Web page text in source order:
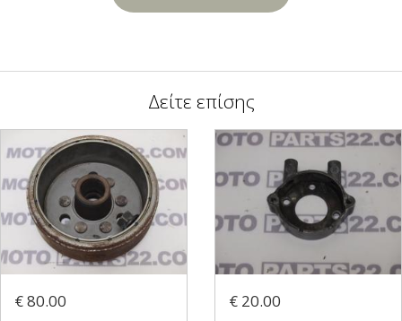
Δείτε επίσης
€ 80.00 € 20.00